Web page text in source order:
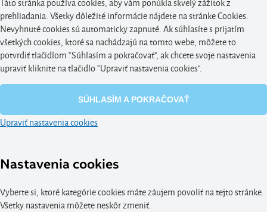
prehliadania. Všetky dôležité informácie nájdete na stránke Cookies.
Nevyhnuté cookies sú automaticky zapnuté. Ak súhlasíte s prijatím
všetkých cookies, ktoré sa nachádzajú na tomto webe, môžete to
potvrdiť tlačidlom “Súhlasím a pokračovať", ak chcete svoje nastavenia
upraviť kliknite na tlačidlo “Upraviť nastavenia cookies".
SÚHLASÍM A POKRAČOVAŤ
Upraviť nastavenia cookies
Nastavenia cookies
Vyberte si, ktoré kategórie cookies máte záujem povoliť na tejto stránke.
Všetky nastavenia môžete neskôr zmeniť.